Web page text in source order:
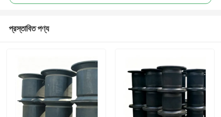
প্রস্তাবিত পণ্য